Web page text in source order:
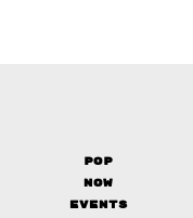
Pop
Now
Events